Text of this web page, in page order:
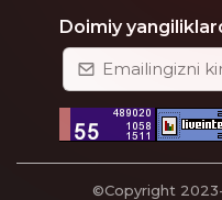
Doimiy
©Copyright